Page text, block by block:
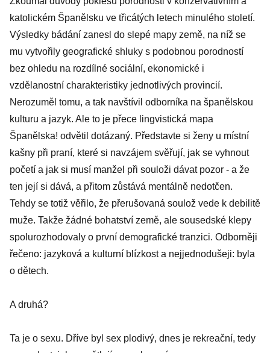
katolickém Španělsku ve třicátých letech minulého století.
Výsledky bádání zanesl do slepé mapy země, na níž se
mu vytvořily geografické shluky s podobnou porodností
bez ohledu na rozdílné sociální, ekonomické i
vzdělanostní charakteristiky jednotlivých provincií.
Nerozuměl tomu, a tak navštívil odborníka na španělskou
kulturu a jazyk. Ale to je přece lingvistická mapa
Španělska! odvětil dotázaný. Představte si ženy u místní
kašny při praní, které si navzájem svěřují, jak se vyhnout
početí a jak si musí manžel při souloži dávat pozor - a že
ten její si dává, a přitom zůstává mentálně nedotčen.
Tehdy se totiž věřilo, že přerušovaná soulož vede k debilitě
muže. Takže žádné bohatství země, ale sousedské klepy
spolurozhodovaly o první demografické tranzici. Odborněji
řečeno: jazyková a kulturní blízkost a nejjednodušeji: byla
o dětech.
A druhá?
Ta je o sexu. Dříve byl sex plodivý, dnes je rekreační, tedy